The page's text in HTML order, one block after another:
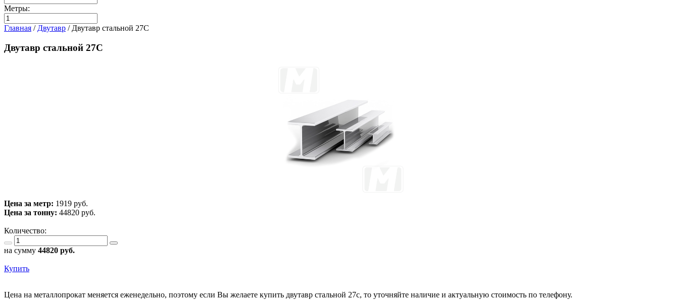
Метры:
Главная / Двутавр / Двутавр стальной 27С
Двутавр стальной 27С
Цена за метр: 1919 руб.
Цена за тонну: 44820 руб.
Количество:
на сумму 44820 руб.
Купить
Цена на металлопрокат меняется еженедельно, поэтому если Вы желаете купить двутавр стальной 27с, то уточняйте наличие и актуальную стоимость по телефону.